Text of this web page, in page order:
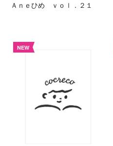
Ａｎｅひめ ｖｏｌ．２１
NEW